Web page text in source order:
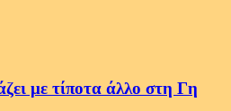
με τίποτα άλλο στη Γη